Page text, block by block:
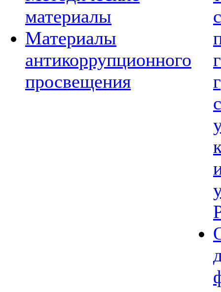
материалы
Материалы
антикоррупционного
просвещения